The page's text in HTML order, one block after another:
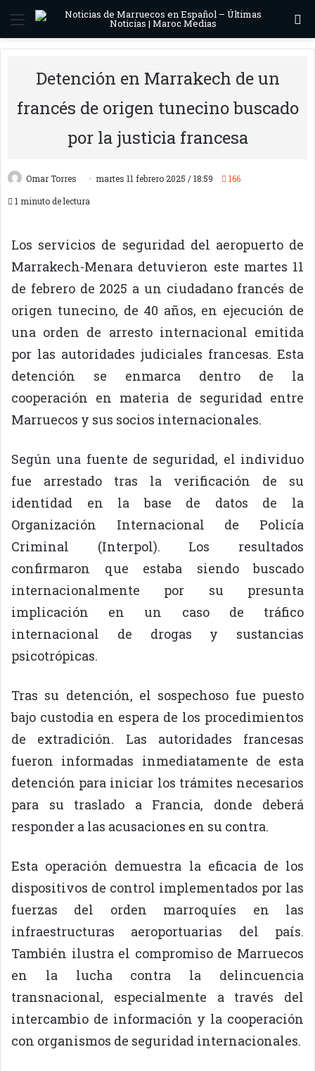
Menú
Detención en Marrakech de un
francés de origen tunecino buscado
por la justicia francesa
Omar Torres martes 11 febrero 2025 / 18:59
166
1 minuto de lectura
Los servicios de seguridad del aeropuerto de
Marrakech-Menara detuvieron este martes 11
de febrero de 2025 a un ciudadano francés de
origen tunecino, de 40 años, en ejecución de
una orden de arresto internacional emitida
por las autoridades judiciales francesas. Esta
detención se enmarca dentro de la
cooperación en materia de seguridad entre
Marruecos y sus socios internacionales.
Según una fuente de seguridad, el individuo
fue arrestado tras la verificación de su
identidad en la base de datos de la
Organización Internacional de Policía
Criminal (Interpol). Los resultados
confirmaron que estaba siendo buscado
internacionalmente por su presunta
implicación en un caso de tráfico
internacional de drogas y sustancias
psicotrópicas.
Tras su detención, el sospechoso fue puesto
bajo custodia en espera de los procedimientos
de extradición. Las autoridades francesas
fueron informadas inmediatamente de esta
detención para iniciar los trámites necesarios
para su traslado a Francia, donde deberá
responder a las acusaciones en su contra.
Esta operación demuestra la eficacia de los
dispositivos de control implementados por las
fuerzas del orden marroquíes en las
infraestructuras aeroportuarias del país.
También ilustra el compromiso de Marruecos
en la lucha contra la delincuencia
transnacional, especialmente a través del
intercambio de información y la cooperación
con organismos de seguridad internacionales.